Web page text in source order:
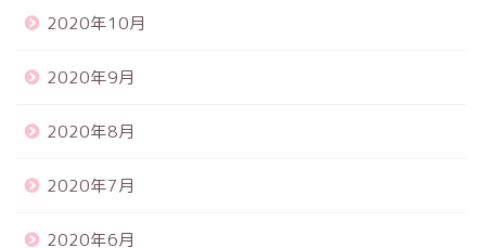
2020年10月
2020年9月
2020年8月
2020年7月
2020年6月